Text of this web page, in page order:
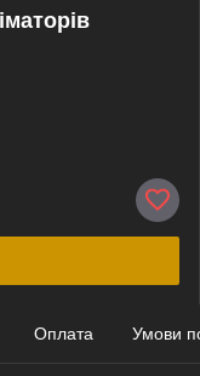
Оплата Умови